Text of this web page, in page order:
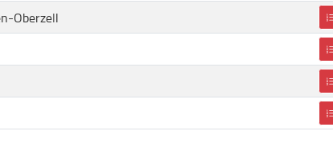
Oberzell